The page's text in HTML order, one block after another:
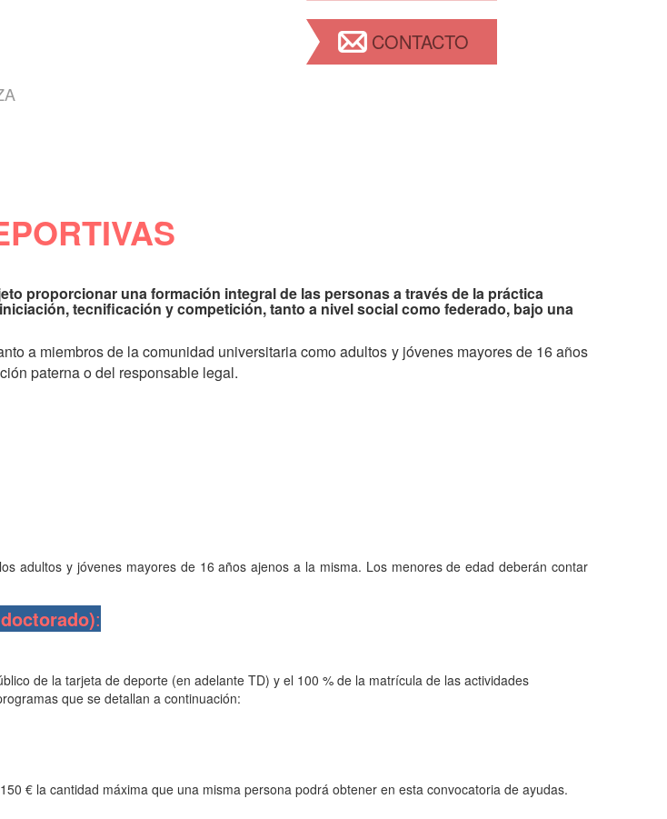
CONTACTO
proporcionar una formación integral de las personas a través de la práctica
tecnificación y competición, tanto a nivel social como federado, bajo una
a miembros de la comunidad universitaria como adultos y jóvenes mayores de 16 años
paterna o del responsable legal.
adultos y jóvenes mayores de 16 años ajenos a la misma. Los menores de edad deberán contar
:
de la tarjeta de deporte (en adelante TD) y el 100 % de la matrícula de las actividades
que se detallan a continuación:
€ la cantidad máxima que una misma persona podrá obtener en esta convocatoria de ayudas.